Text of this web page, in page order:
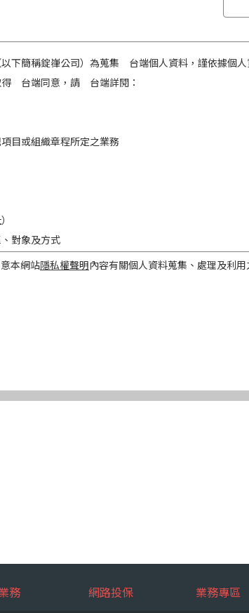
下簡稱錠嵂公司）為蒐集 台端個人資料，謹依據個
台端同意，請 台端詳閱：
目或組織章程所定之業務
對象及方式
間及依法令規定應為保存之期間。
資料，惟如不提供或提供不完整時，基於蒐集目的業
本網站隱私權聲明內容有關個人資料蒐集、處理及利用
務 網路投保 業務專區